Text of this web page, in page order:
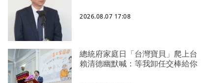
2026.08.07 17:08
總統府家庭日「台灣寶貝」爬上台
賴清德幽默喊：等我卸任交棒給你